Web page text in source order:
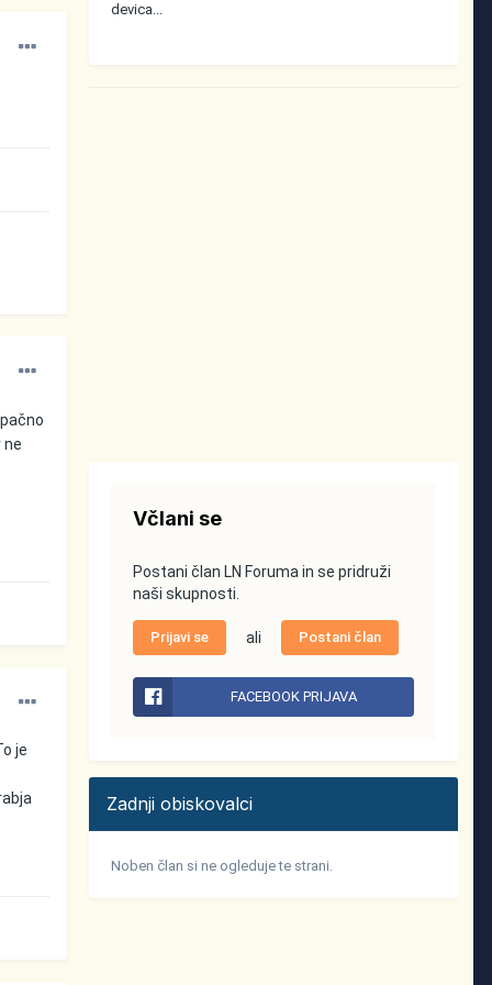
ne
je
devica...
Včlani se
Postani član LN Foruma in se pridruži
naši skupnosti.
Prijavi se ali Postani član
FACEBOOK PRIJAVA
Zadnji obiskovalci
Noben član si ne ogleduje te strani.